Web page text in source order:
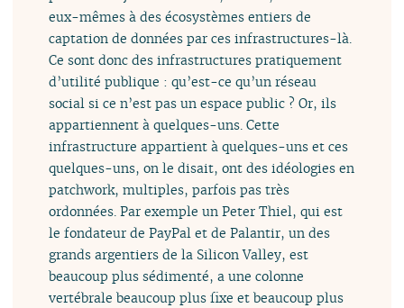
eux-mêmes à des écosystèmes entiers de
captation de données par ces infrastructures-là.
Ce sont donc des infrastructures pratiquement
d’utilité publique : qu’est-ce qu’un réseau
social si ce n’est pas un espace public ? Or, ils
appartiennent à quelques-uns. Cette
infrastructure appartient à quelques-uns et ces
quelques-uns, on le disait, ont des idéologies en
patchwork, multiples, parfois pas très
ordonnées. Par exemple un Peter Thiel, qui est
le fondateur de PayPal et de Palantir, un des
grands argentiers de la Silicon Valley, est
beaucoup plus sédimenté, a une colonne
vertébrale beaucoup plus fixe et beaucoup plus